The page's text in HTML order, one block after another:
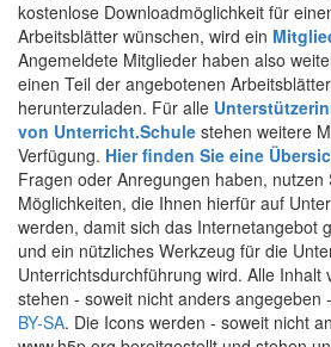
kostenlose Downloadmöglichkeit für
Arbeitsblätter wünschen, wird ein
Angemeldete Mitglieder haben also
einen Teil der angebotenen
herunterzuladen. Für alle
von Unterricht.Schule stehen weitere
Verfügung. Hier finden Sie eine
Fragen oder Anregungen haben, nutzen
Möglichkeiten, die Ihnen hierfür auf
werden, damit sich das Internetangebot
und ein nützliches Werkzeug für die
Unterrichtsdurchführung wird. Alle Inhalt
stehen - soweit nicht anders angegeben
BY-SA. Die Icons werden - soweit nicht